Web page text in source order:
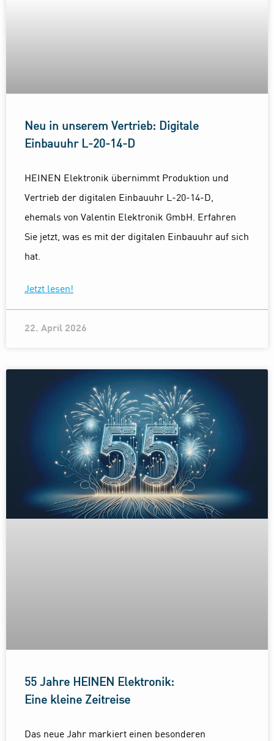
Neu in unserem Vertrieb: Digitale
Einbauuhr L-20-14-D
HEINEN Elektronik übernimmt Produktion und
Vertrieb der digitalen Einbauuhr L-20-14-D,
ehemals von Valentin Elektronik GmbH. Erfahren
Sie jetzt, was es mit der digitalen Einbauuhr auf sich
hat.
Jetzt lesen!
22. April 2026
55 Jahre HEINEN Elektronik:
Eine kleine Zeitreise
Das neue Jahr markiert einen besonderen